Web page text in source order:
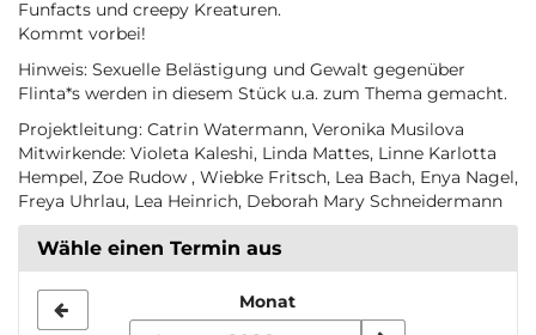
Funfacts und creepy Kreaturen.
Kommt vorbei!
Hinweis: Sexuelle Belästigung und Gewalt gegenüber
Flinta*s werden in diesem Stück u.a. zum Thema gemacht.
Projektleitung: Catrin Watermann, Veronika Musilova
Mitwirkende: Violeta Kaleshi, Linda Mattes, Linne Karlotta
Hempel, Zoe Rudow , Wiebke Fritsch, Lea Bach, Enya Nagel,
Freya Uhrlau, Lea Heinrich, Deborah Mary Schneidermann
Wähle einen Termin aus
Monat